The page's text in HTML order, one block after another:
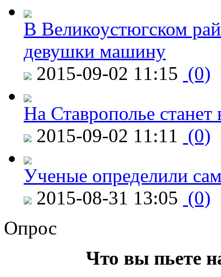
В Великоустюгском
девушки машину
2015-09-02 11:15 (0)
На Ставрополье
2015-09-02 11:11 (0)
Ученые определили
2015-08-31 13:05 (0)
Опрос
Что вы пьете